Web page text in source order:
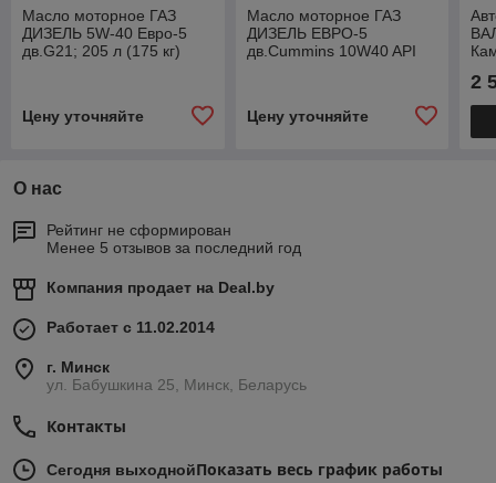
Масло моторное ГАЗ
ДИЗЕЛЬ 5W-40 Евро-5
дв.G21; 205 л (175 кг)
Цену уточняйте
Масло моторное ГАЗ
ДИЗЕЛЬ ЕВРО-5
дв.Cummins 10W40 API
Цену уточняйте
2
О нас
Рейтинг не сформирован
Менее 5 отзывов за последний год
Компания продает на Deal.by
Работает с 11.02.2014
г. Минск
ул. Бабушкина 25, Минск, Беларусь
Контакты
Сегодня выходнойПоказать весь график работы